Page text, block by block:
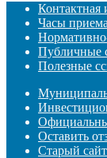
Контактная
Часы приема
Публичные
Полезные
Оставить
Старый сайт